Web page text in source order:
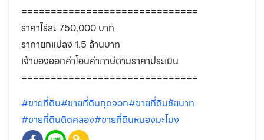
==============================
ราคาไร่ละ 750,000 บาท
ราคายกแปลง 1.5 ล้านบาท
เจ้าของออกค่าโอนค่าภาษีตามราคาประเมิน
==============================
#ขายที่ดิน#ขายที่ดินกุดจอก#ขายที่ดินชัยนาท
#ขายที่ดินติดคลอง#ขายที่ดินหนองมะโมง